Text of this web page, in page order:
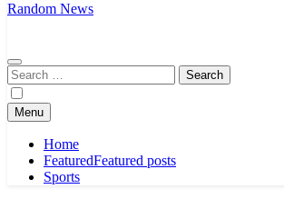
Random News
Search
for:
Menu
Home
FeaturedFeatured posts
Sports